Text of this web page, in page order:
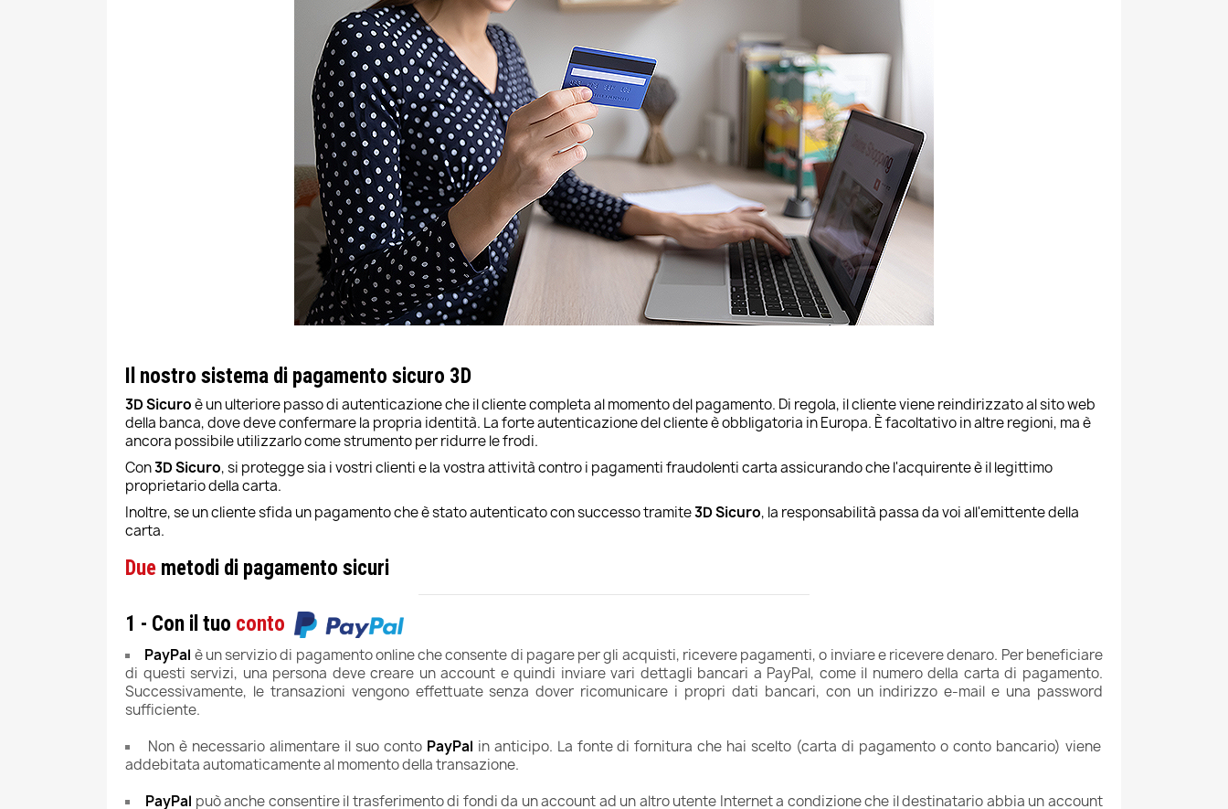
Il nostro sistema di pagamento sicuro 3D
3D Sicuroè un ulteriore passo di autenticazione che il cliente completa al momento del pagamento. Di regola, il cliente viene reindirizzato al sito web
della banca, dove deve confermare la propria identità. La forte autenticazione del cliente è obbligatoria in Europa. È facoltativo in altre regioni, ma è
ancora possibile utilizzarlo come strumento per ridurre le frodi.
Con3D Sicuro, si protegge sia i vostri clienti e la vostra attività contro i pagamenti fraudolenti carta assicurando che l'acquirente è il legittimo
proprietario della carta.
Inoltre, se un cliente sfida un pagamento che è stato autenticato con successo tramite3D Sicuro, la responsabilità passa da voi all'emittente della
carta.
Due metodi di pagamento sicuri
1 - Con il tuo conto
PayPal è un servizio di pagamento online che consente di pagare per gli acquisti, ricevere pagamenti, o inviare e ricevere denaro. Per beneficiare
di questi servizi, una persona deve creare un account e quindi inviare vari dettagli bancari a PayPal, come il numero della carta di pagamento.
Successivamente, le transazioni vengono effettuate senza dover ricomunicare i propri dati bancari, con un indirizzo e-mail e una password
sufficiente.
Non è necessario alimentare il suo conto PayPal in anticipo. La fonte di fornitura che hai scelto (carta di pagamento o conto bancario) viene
addebitata automaticamente al momento della transazione.
PayPal può anche consentire il trasferimento di fondi da un account ad un altro utente Internet a condizione che il destinatario abbia un account